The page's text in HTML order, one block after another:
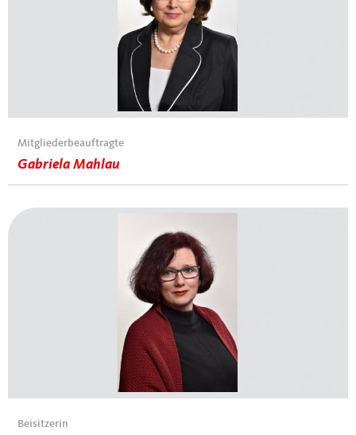
Mitgliederbeauftragte
Gabriela Mahlau
Beisitzerin